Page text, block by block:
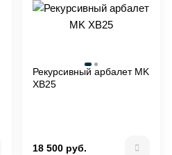
Рекурсивный арбалет MK
XB25
18 500 руб.